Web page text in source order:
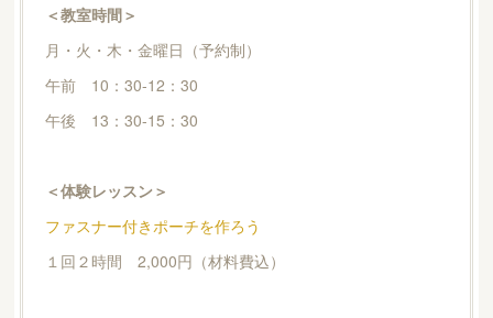
＜教室時間＞
月・火・木・金曜日（予約制）
午前 10：30-12：30
午後 13：30-15：30
＜体験レッスン＞
ファスナー付きポーチを作ろう
１回２時間 2,000円（材料費込）